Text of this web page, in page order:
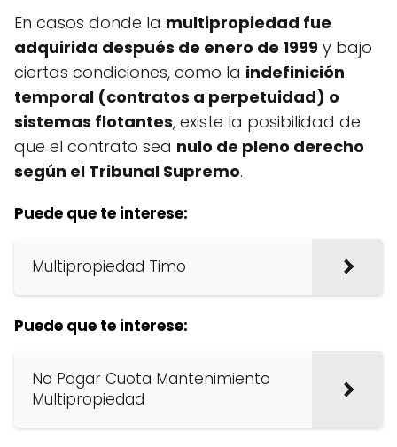
En casos donde la multipropiedad fue
adquirida después de enero de 1999 y bajo
ciertas condiciones, como la indefinición
temporal (contratos a perpetuidad) o
sistemas flotantes, existe la posibilidad de
que el contrato sea nulo de pleno derecho
según el Tribunal Supremo.
Puede que te interese:
Multipropiedad Timo
Puede que te interese:
No Pagar Cuota Mantenimiento
Multipropiedad